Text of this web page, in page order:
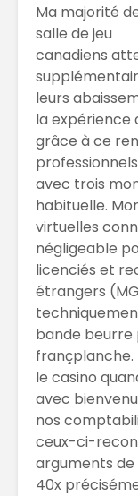
Ma majorité
salle de jeu
canadiens
leurs
la expérience
grâce à ce
avec trois
habituelle.
virtuelles
négligeable
licenciés et
étrangers
bande beurre
françplanche.
le casino
avec
nos
ceux-ci-
arguments
40x